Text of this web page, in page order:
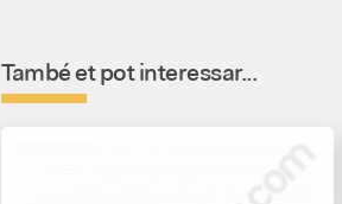
També et pot interessar...